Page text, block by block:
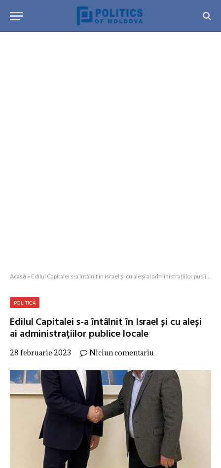
Acasă » Edilul Capitalei s-a întâlnit în Israel și cu aleși ai administrațiilor publice locale
POLITICĂ
Edilul Capitalei s-a întâlnit în Israel și cu aleși
ai administrațiilor publice locale
28 februarie 2023 Niciun comentariu